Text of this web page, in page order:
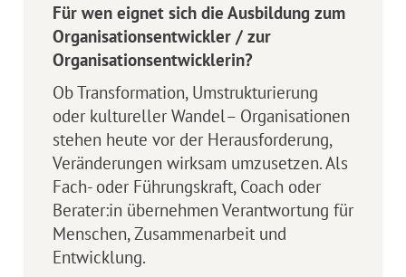
Für wen eignet sich die Ausbildung zum
Organisationsentwickler / zur
Organisationsentwicklerin?
Ob Transformation, Umstrukturierung
oder kultureller Wandel– Organisationen
stehen heute vor der Herausforderung,
Veränderungen wirksam umzusetzen. Als
Fach- oder Führungskraft, Coach oder
Berater:in übernehmen Verantwortung für
Menschen, Zusammenarbeit und
Entwicklung.